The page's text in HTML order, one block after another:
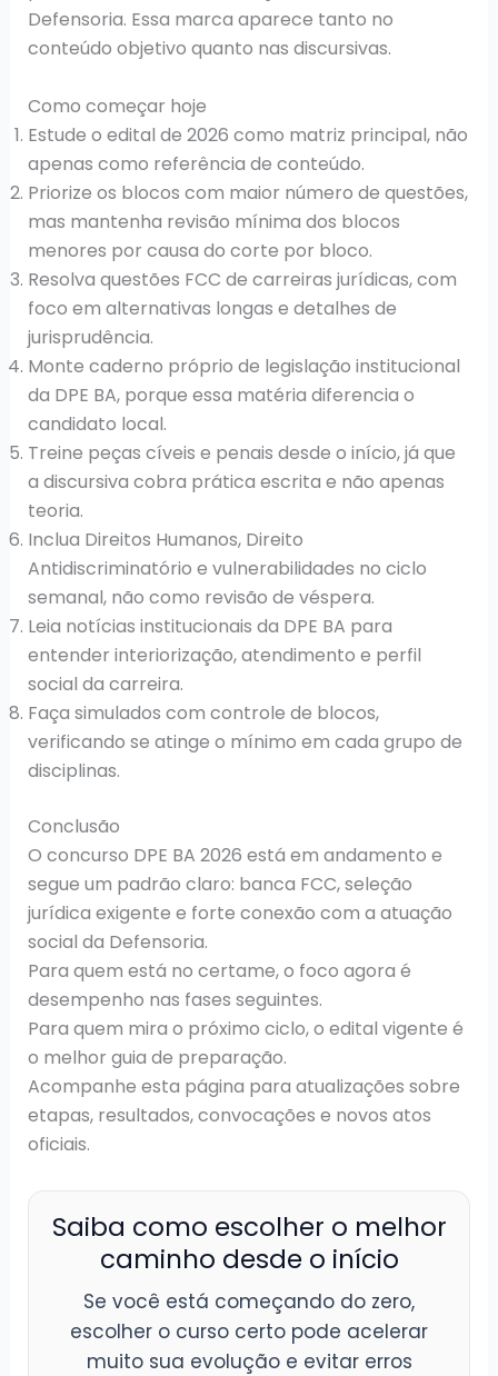
Defensoria. Essa marca aparece tanto no
conteúdo objetivo quanto nas discursivas.
Como começar hoje
Estude o edital de 2026 como matriz principal, não
apenas como referência de conteúdo.
Priorize os blocos com maior número de questões,
mas mantenha revisão mínima dos blocos
menores por causa do corte por bloco.
Resolva questões FCC de carreiras jurídicas, com
foco em alternativas longas e detalhes de
jurisprudência.
Monte caderno próprio de legislação institucional
da DPE BA, porque essa matéria diferencia o
candidato local.
Treine peças cíveis e penais desde o início, já que
a discursiva cobra prática escrita e não apenas
teoria.
Inclua Direitos Humanos, Direito
Antidiscriminatório e vulnerabilidades no ciclo
semanal, não como revisão de véspera.
Leia notícias institucionais da DPE BA para
entender interiorização, atendimento e perfil
social da carreira.
Faça simulados com controle de blocos,
verificando se atinge o mínimo em cada grupo de
disciplinas.
Conclusão
O concurso DPE BA 2026 está em andamento e
segue um padrão claro: banca FCC, seleção
jurídica exigente e forte conexão com a atuação
social da Defensoria.
Para quem está no certame, o foco agora é
desempenho nas fases seguintes.
Para quem mira o próximo ciclo, o edital vigente é
o melhor guia de preparação.
Acompanhe esta página para atualizações sobre
etapas, resultados, convocações e novos atos
oficiais.
Saiba como escolher o melhor
caminho desde o início
Se você está começando do zero,
escolher o curso certo pode acelerar
muito sua evolução e evitar erros